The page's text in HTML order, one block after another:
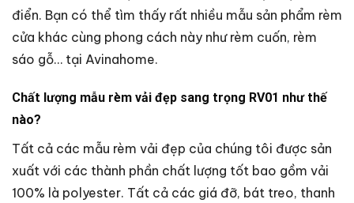
điển. Bạn có thể tìm thấy rất nhiều mẫu sản phẩm rèm
cửa khác cùng phong cách này như rèm cuốn, rèm
sáo gỗ… tại Avinahome.
Chất lượng mẫu rèm vải đẹp sang trọng RV01 như thế
nào?
Tất cả các mẫu rèm vải đẹp của chúng tôi được sản
xuất với các thành phần chất lượng tốt bao gồm vải
100% là polyester. Tất cả các giá đỡ, bát treo, thanh